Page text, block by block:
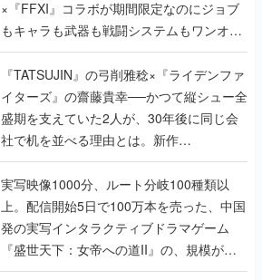
×『FFXI』コラボが期間限定なのにジョブ
もキャラも武器も戦闘システムもワンオフ
で作り込まれた理由を両ディレクターに聞
く
『TATSUJIN』の弓削雅稔×『ライデンファ
イターズ』の齋藤貴幸──かつて縦シュー全
盛期を支えていた2人が、30年後に同じ会
社で机を並べる理由とは。新作
『TATSUJIN EXTREME』で初タッグを組
んだレジェンド2人に訊く開発秘話
実写映像1000分、ルート分岐100種類以
上。配信開始5日で100万本を売った、中国
発の実写インタラクティブドラマゲーム
『盛世天下：女帝への道II』の、規模が違
うこだわりをプロデューサーに聞いた